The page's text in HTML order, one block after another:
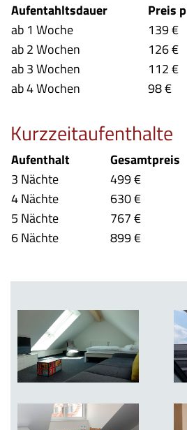
Aufentahltsdauer
Preis
ab 1 Woche
139 €
ab 2 Wochen
126 €
ab 3 Wochen
112 €
ab 4 Wochen
98 €
Kurzzeitaufenthalte
Aufenthalt
Gesamtpreis
3 Nächte
499 €
4 Nächte
630 €
5 Nächte
767 €
6 Nächte
899 €